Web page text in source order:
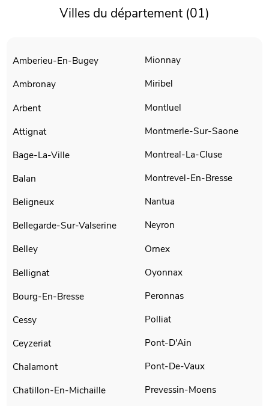
Villes du département (01)
Amberieu-En-Bugey
Ambronay
Arbent
Attignat
Bage-La-Ville
Balan
Beligneux
Bellegarde-Sur-Valserine
Belley
Bellignat
Bourg-En-Bresse
Cessy
Ceyzeriat
Chalamont
Chatillon-En-Michaille
Mionnay
Miribel
Montluel
Montmerle-Sur-Saone
Montreal-La-Cluse
Montrevel-En-Bresse
Nantua
Neyron
Ornex
Oyonnax
Peronnas
Polliat
Pont-D'Ain
Pont-De-Vaux
Prevessin-Moens